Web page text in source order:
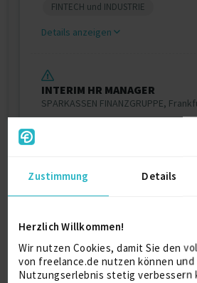
Zustimmung Details
Herzlich Willkommen!
Wir nutzen Cookies, damit Sie den
von freelance.de nutzen können
Nutzungserlebnis stetig verbessern
FINTECH und INDUSTRIE
Details anzeigen
INTERIM HR MANAGER
SPARKASSEN FINANZGRUPPE,
4/2022 – 3/2025 (3 Jahre)
stellvertretender
Finanz Informatik GmbH & Co KG,
6/2021 – 2/2022 (9 Monate)